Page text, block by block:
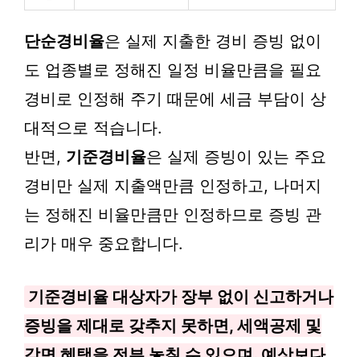
단순경비율은 실제 지출한 경비 증빙 없이
도 업종별로 정해진 일정 비율만큼을 필요
경비로 인정해 주기 때문에 세금 부담이 상
대적으로 적습니다.
반면, 기준경비율은 실제 증빙이 있는 주요
경비만 실제 지출액만큼 인정하고, 나머지
는 정해진 비율만큼만 인정하므로 증빙 관
리가 매우 중요합니다.
기준경비율 대상자가 장부 없이 신고하거나
증빙을 제대로 갖추지 못하면, 세액공제 및